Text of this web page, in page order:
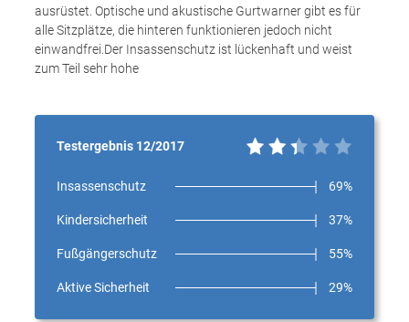
ausrüstet. Optische und akustische Gurtwarner gibt es für
alle Sitzplätze, die hinteren funktionieren jedoch nicht
einwandfrei.Der Insassenschutz ist lückenhaft und weist
zum Teil sehr hohe
Testergebnis 12/2017
Insassenschutz 69%
Kindersicherheit 37%
Fußgängerschutz 55%
Aktive Sicherheit 29%